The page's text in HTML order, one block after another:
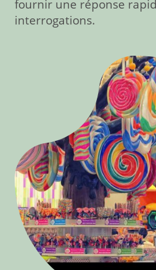
fournir une réponse
interrogations.